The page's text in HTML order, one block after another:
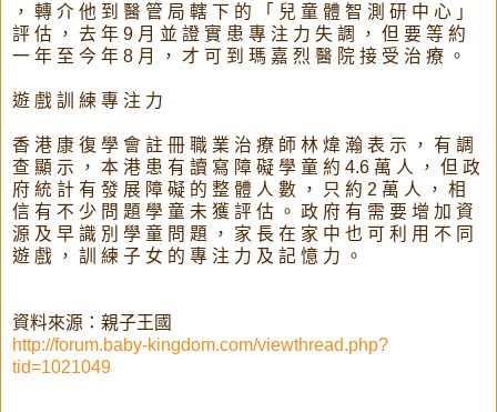
， 轉 介 他 到 醫 管 局 轄 下 的 「 兒 童 體 智 測 研 中 心 」
評 估 ， 去 年 9 月 並 證 實 患 專 注 力 失 調 ， 但 要 等 約
一 年 至 今 年 8 月 ， 才 可 到 瑪 嘉 烈 醫 院 接 受 治 療 。
遊 戲 訓 練 專 注 力
香 港 康 復 學 會 註 冊 職 業 治 療 師 林 煒 瀚 表 示 ， 有 調
查 顯 示 ， 本 港 患 有 讀 寫 障 礙 學 童 約 4.6 萬 人 ， 但 政
府 統 計 有 發 展 障 礙 的 整 體 人 數 ， 只 約 2 萬 人 ， 相
信 有 不 少 問 題 學 童 未 獲 評 估 。 政 府 有 需 要 增 加 資
源 及 早 識 別 學 童 問 題 ， 家 長 在 家 中 也 可 利 用 不 同
遊 戲 ， 訓 練 子 女 的 專 注 力 及 記 憶 力 。
資料來源：親子王國
http://forum.baby-kingdom.com/viewthread.php?
tid=1021049